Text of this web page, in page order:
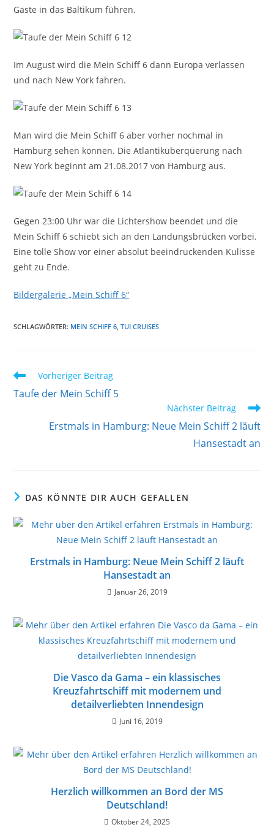
Gäste in das Baltikum führen.
Im August wird die Mein Schiff 6 dann Europa verlassen
und nach New York fahren.
Man wird die Mein Schiff 6 aber vorher nochmal in
Hamburg sehen können. Die Atlantiküberquerung nach
New York beginnt am 21.08.2017 von Hamburg aus.
Gegen 23:00 Uhr war die Lichtershow beendet und die
Mein Schiff 6 schiebt sich an den Landungsbrücken vorbei.
Eine tolle Show vor einer absolut beeindruckenden Kulisse
geht zu Ende.
Bildergalerie „Mein Schiff 6“
SCHLAGWÖRTER: MEIN SCHIFF 6, TUI CRUISES
Weitere
Artikel
ansehen
Vorheriger Beitrag
Taufe der Mein Schiff 5
Nächster Beitrag
Erstmals in Hamburg: Neue Mein Schiff 2 läuft
Hansestadt an
DAS KÖNNTE DIR AUCH GEFALLEN
Erstmals in Hamburg: Neue Mein Schiff 2 läuft
Hansestadt an
Januar 26, 2019
Die Vasco da Gama – ein klassisches
Kreuzfahrtschiff mit modernem und
detailverliebten Innendesign
Juni 16, 2019
Herzlich willkommen an Bord der MS
Deutschland!
Oktober 24, 2025